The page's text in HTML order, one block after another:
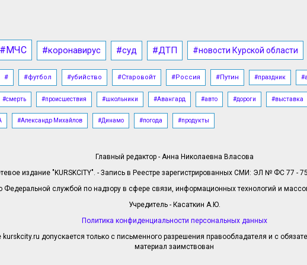
#МЧС #коронавирус #суд #ДТП #новости Курской области
# #футбол #убийство #Старовойт #Россия #Путин #праздник
#смерть #происшествия #школьники #Авангард #авто #дороги #выставка
#Александр Михайлов #Динамо #погода #продукты
Главный редактор - Анна Николаевна Власова
издание "KURSKCITY". - Запись в Реестре зарегистрированных СМИ: ЭЛ № ФС 77 -
Федеральной службой по надзору в сфере связи, информационных технологий и
Учредитель - Касаткин А.Ю.
Политика конфиденциальности персональных данных
допускается только с письменного разрешения правообладателя и с
материал заимствован